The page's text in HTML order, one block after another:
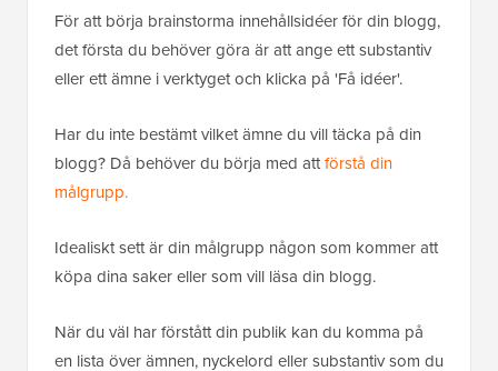
För att börja brainstorma innehållsidéer för din blogg,
det första du behöver göra är att ange ett substantiv
eller ett ämne i verktyget och klicka på 'Få idéer'.
Har du inte bestämt vilket ämne du vill täcka på din
blogg? Då behöver du börja med attförstå din
målgrupp.
Idealiskt sett är din målgrupp någon som kommer att
köpa dina saker eller som vill läsa din blogg.
När du väl har förstått din publik kan du komma på
en lista över ämnen, nyckelord eller substantiv som du